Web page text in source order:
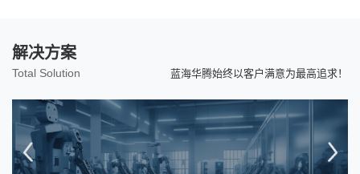
解决方案
Total Solution 蓝海华腾始终以客户满意为最高追求！